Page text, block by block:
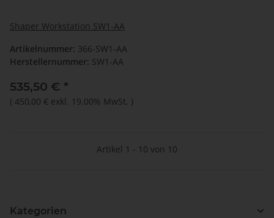
Shaper Workstation SW1-AA
Artikelnummer: 366-SW1-AA
Herstellernummer: SW1-AA
535,50 € *
( 450,00 € exkl. 19.00% MwSt. )
Artikel 1 - 10 von 10
Kategorien